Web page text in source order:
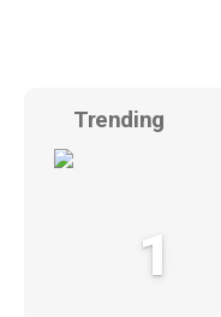
Trending
1